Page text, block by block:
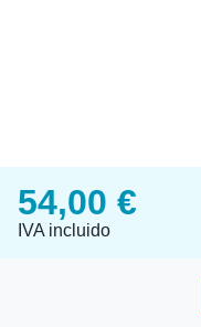
54,00 €
IVA incluido